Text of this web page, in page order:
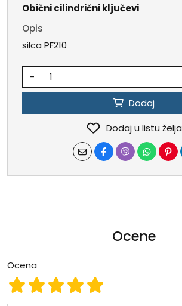
Obični cilindrični ključevi
Opis
silca PF210
-
Dodaj
Dodaj u listu želja
Ocene
Ocena
Ocena 5
Ocena 4
Ocena 3
Ocena 2
Ocena 1